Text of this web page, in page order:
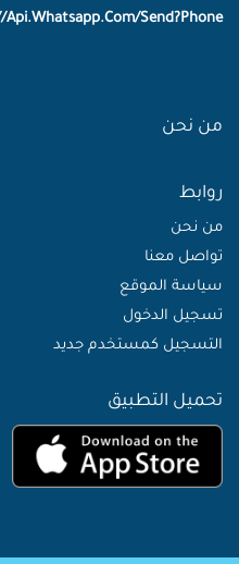
Send?Phone
من نحن
روابط
من نحن
تواصل معنا
سياسة الموقع
تسجيل الدخول
التسجيل كمستخدم جديد
تحميل التطبيق